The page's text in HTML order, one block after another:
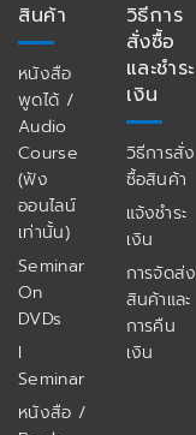
สินค้า
หนังสือ
พูดได้ /
Audio
Course
(ฟัง
ออนไลน์
เท่านั้น)
Seminar
On
DVDs
I
Seminar
หนังสือ /
วิธีการ
สั่งซื้อ
และชำระ
เงิน
วิธีการสั่ง
ซื้อสินค้า
แจ้งชำระ
เงิน
การจัดส่ง
สินค้าและ
การคืน
เงิน